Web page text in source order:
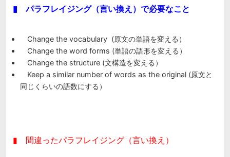
▮ パラフレイジング（言い換え）で必要なこと
Change the vocabulary (原文の単語を変える）
Change the word forms (単語の語形を変える）
Change the structure (文構造を変える）
Keep a similar number of words as the original (原文と
同じくらいの語数にする）
▮ 間違ったパラフレイジング（言い換え）